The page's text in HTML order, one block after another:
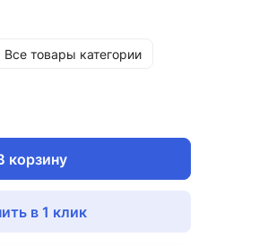
Все товары категории
корзину
в 1 клик